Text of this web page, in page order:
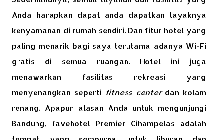
Anda harapkan dapat anda dapatkan layaknya
kenyamanan di rumah sendiri. Dan fitur hotel yang
paling menarik bagi saya terutama adanya Wi-Fi
gratis di semua ruangan. Hotel ini juga
menawarkan fasilitas rekreasi yang
menyenangkan seperti fitness centerdan kolam
renang. Apapun alasan Anda untuk mengunjungi
Bandung, favehotel Premier Cihampelas adalah